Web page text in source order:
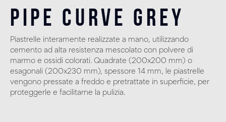
Pipe Curve Grey
Piastrelle interamente realizzate a mano, utilizzando
cemento ad alta resistenza mescolato con polvere di
marmo e ossidi colorati. Quadrate (200x200 mm) o
esagonali (200x230 mm), spessore 14 mm, le piastrelle
vengono pressate a freddo e pretrattate in superficie, per
proteggerle e facilitarne la pulizia.